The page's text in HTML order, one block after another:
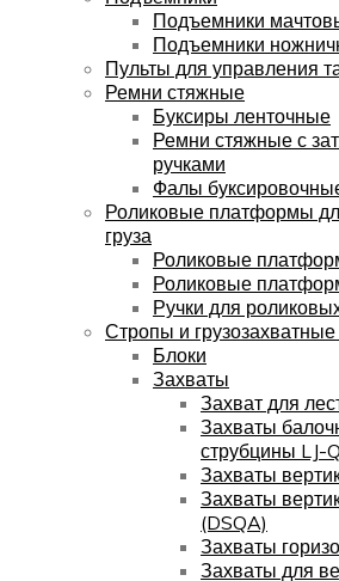
Подъемники
Подъемники
Пульты для управления
Ремни стяжные
Буксиры ленточные
Ремни стяжные с
ручками
Фалы
Роликовые платформы
груза
Роликовые
Роликовые
Ручки для
Стропы и
Блоки
Захваты
Захват для
Захваты
струбцины LJ-
Захваты
Захваты
(DSQA)
Захваты
Захваты для